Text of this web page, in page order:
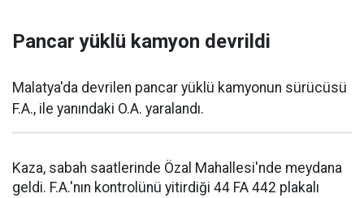
Pancar yüklü kamyon devrildi
Malatya'da devrilen pancar yüklü kamyonun sürücüsü
F.A., ile yanındaki O.A. yaralandı.
Kaza, sabah saatlerinde Özal Mahallesi'nde meydana
geldi. F.A.'nın kontrolünü yitirdiği 44 FA 442 plakalı